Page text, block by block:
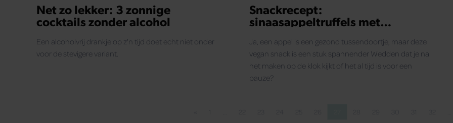
Net zo lekker: 3 zonnige
cocktails zonder alcohol
Een alcoholvrij drankje op z'n tijd doet echt niet onder
voor de stevigere variant.
Snackrecept:
sinaasappeltruffels met
Ja, een appel is een gezond tussendoortje, maar deze
vegan snack is een stuk spannender Wedden dat je na
het maken op de klok kijkt of het al tijd is voor een
pauze?